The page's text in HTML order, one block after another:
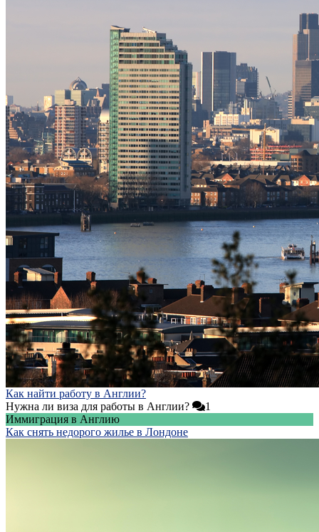
Как найти работу в Англии?
Нужна ли виза для работы в Англии?
1
Иммиграция в Англию
Как снять недорого жилье в Лондоне